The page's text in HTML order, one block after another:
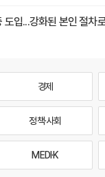
입...강화된 본인 절차
경제
정책·사회
MEDI·K